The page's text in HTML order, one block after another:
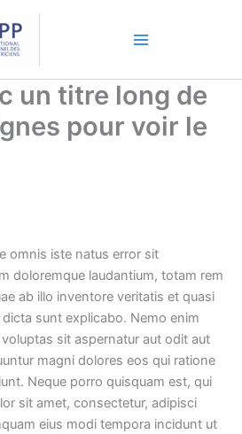
un titre long de
pour voir le
omnis iste natus error sit
doloremque laudantium, totam rem
ab illo inventore veritatis et quasi
sunt explicabo. Nemo enim
sit aspernatur aut odit aut
magni dolores eos qui ratione
Neque porro quisquam est, qui
sit amet, consectetur, adipisci
eius modi tempora incidunt ut